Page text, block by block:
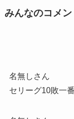
みんなのコメン
名無しさん
セリーグ10敗一